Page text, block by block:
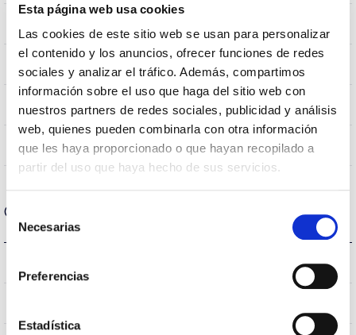
Esta página web usa cookies
Las cookies de este sitio web se usan para personalizar
el contenido y los anuncios, ofrecer funciones de redes
sociales y analizar el tráfico. Además, compartimos
información sobre el uso que haga del sitio web con
nuestros partners de redes sociales, publicidad y análisis
web, quienes pueden combinarla con otra información
que les haya proporcionado o que hayan recopilado a
partir del uso que haya hecho de sus servicios.
Selección
Necesarias
Preferencias
Estadística
Measures
Mounting position Arm Mount
Linkable No
Optical data
3.000K